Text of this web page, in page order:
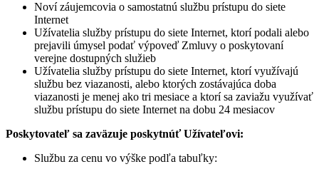
Noví záujemcovia o samostatnú službu prístupu do siete
Internet
Užívatelia služby prístupu do siete Internet, ktorí podali alebo
prejavili úmysel podať výpoveď Zmluvy o poskytovaní
verejne dostupných služieb
Užívatelia služby prístupu do siete Internet, ktorí využívajú
službu bez viazanosti, alebo ktorých zostávajúca doba
viazanosti je menej ako tri mesiace a ktorí sa zaviažu využívať
službu prístupu do siete Internet na dobu 24 mesiacov
Poskytovateľ sa zaväzuje poskytnúť Užívateľovi:
Službu za cenu vo výške podľa tabuľky: